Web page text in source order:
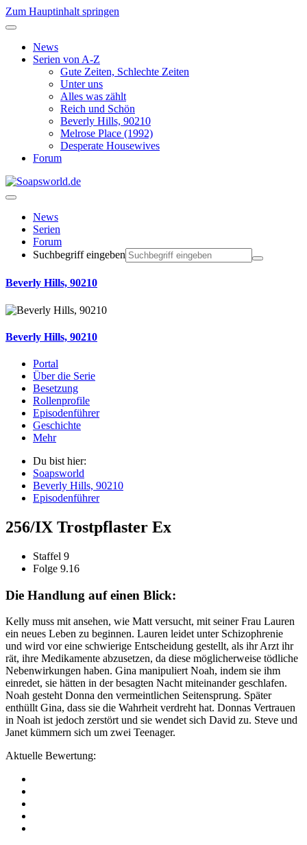
Zum Hauptinhalt springen
News
Serien von A-Z
Gute Zeiten, Schlechte Zeiten
Unter uns
Alles was zählt
Reich und Schön
Beverly Hills, 90210
Melrose Place (1992)
Desperate Housewives
Forum
News
Serien
Forum
Suchbegriff eingeben
Beverly Hills, 90210
Beverly Hills, 90210
Portal
Über die Serie
Besetzung
Rollenprofile
Episodenführer
Geschichte
Mehr
Du bist hier:
Soapsworld
Beverly Hills, 90210
Episodenführer
256/IX Trostpflaster Ex
Staffel 9
Folge 9.16
Die Handlung auf einen Blick:
Kelly muss mit ansehen, wie Matt versucht, mit seiner Frau Lauren
ein neues Leben zu beginnen. Lauren leidet unter Schizophrenie
und wird vor eine schwierige Entscheidung gestellt, als ihr Arzt ihr
rät, ihre Medikamente abzusetzen, da diese möglicherweise tödliche
Nebenwirkungen haben. Gina manipuliert Noah, indem sie ihm
einredet, sie hätten in der besagten Nacht miteinander geschlafen.
Noah gesteht Donna den vermeintlichen Seitensprung. Später
enthüllt Gina, dass sie die Wahrheit verdreht hat. Donnas Vertrauen
in Noah ist jedoch zerstört und sie wendet sich David zu. Steve und
Janet kümmern sich um zwei Teenager.
Aktuelle Bewertung: